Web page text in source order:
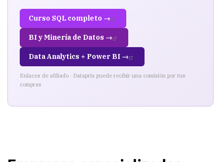
Curso SQL completo →
BI y Minería de Datos →
Data Analytics + Power BI →
Enlaces de afiliado · Dataprix puede recibir una comisión por tus
compras